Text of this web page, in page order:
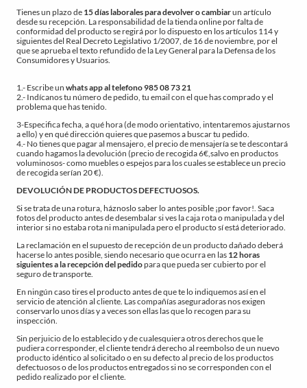
Tienes un plazo de 15 días laborales para devolver o cambiarun artículo
desde su recepción. La responsabilidad de la tienda online por falta de
conformidad del producto se regirá por lo dispuesto en los artículos 114 y
siguientes del Real Decreto Legislativo 1/2007, de 16 de noviembre, por el
que se aprueba el texto refundido de la Ley General para la Defensa de los
Consumidores y Usuarios.
1.- Escribe un whats app al telefono 985 08 73 21
2.- Indícanos tu número de pedido, tu email con el que has comprado y el
problema que has tenido.
3-Especifica fecha, a qué hora (de modo orientativo, intentaremos ajustarnos
a ello) y en qué dirección quieres que pasemos a buscar tu pedido.
4.- No tienes que pagar al mensajero, el precio de mensajería se te descontará
cuando hagamos la devolución (precio de recogida 6€,salvo en productos
voluminosos- como muebles o espejos para los cuales se establece un precio
de recogida serían 20 €).
DEVOLUCIÓN DE PRODUCTOS DEFECTUOSOS.
Si se trata de una rotura, háznoslo saber lo antes posible ¡por favor!. Saca
fotos del producto antes de desembalar si ves la caja rota o manipulada y del
interior si no estaba rota ni manipulada pero el producto sí está deteriorado.
La reclamación en el supuesto de recepción de un producto dañado deberá
hacerse lo antes posible, siendo necesario que ocurra en las 12 horas
siguientes a la recepción del pedidopara que pueda ser cubierto por el
seguro de transporte.
En ningún caso tires el producto antes de que te lo indiquemos así en el
servicio de atención al cliente. Las compañías aseguradoras nos exigen
conservarlo unos días y a veces son ellas las que lo recogen para su
inspección.
Sin perjuicio de lo establecido y de cualesquiera otros derechos que le
pudiera corresponder, el cliente tendrá derecho al reembolso de un nuevo
producto idéntico al solicitado o en su defecto al precio de los productos
defectuosos o de los productos entregados si no se corresponden con el
pedido realizado por el cliente.